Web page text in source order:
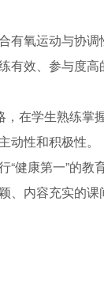
氧运动与协
效、参与度
在学生熟练
性和积极性。
健康第一”的
内容充实的